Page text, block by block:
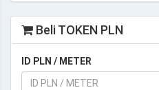
Beli TOKEN PLN
ID PLN / METER